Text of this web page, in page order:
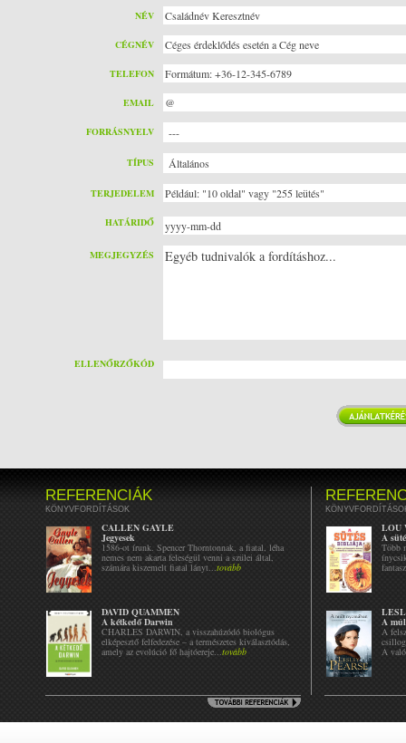
NÉV
CÉGNÉV
TELEFON
EMAIL
FORRÁSNYELV
TÍPUS
TERJEDELEM
HATÁRIDŐ
MEGJEGYZÉS
ELLENŐRZŐKÓD
REFERENCIÁK
KÖNYVFORDÍTÁSOK
CALLEN GAYLE
Jegyesek
1586-ot írunk. Spencer Thorntonnak, a fiatal, léha
nemes nem akarta feleségül venni a szülei által,
számára kiszemelt fiatal lányt...tovább
DAVID QUAMMEN
A kétkedő Darwin
CHARLES DARWIN, a visszahúzódó biológus
elképesztő felfedezése – a természetes kiválasztódás,
amely az evolúció fő hajtóereje...tovább
LOU
A
Több
A
A
A